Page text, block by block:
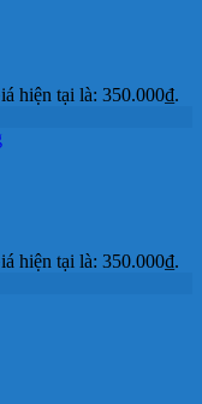
hiện tại là: 350.000₫.
hiện tại là: 350.000₫.